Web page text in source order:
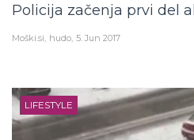
Policija začenja prvi del
Moški.si hudo 5. Jun 2017
LIFESTYLE